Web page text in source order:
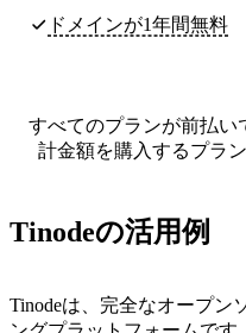
ドメインが1年間無料
すべてのプランが前払い
計金額を購入するプラ
Tinodeの活用例
Tinodeは、完全なオープン